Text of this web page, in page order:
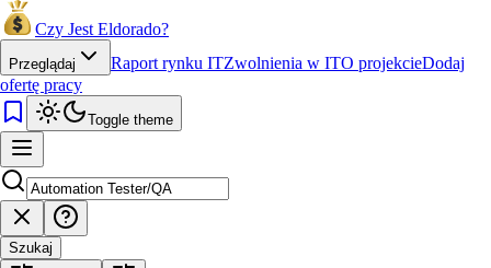
Czy Jest Eldorado?
Przeglądaj Raport rynku ITZwolnienia w ITO projekcieDodaj
ofertę pracy
Toggle theme
Szukaj